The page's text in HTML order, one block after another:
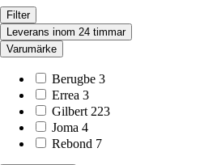
Filter
Leverans inom 24 timmar
Varumärke
Berugbe 3
Errea 3
Gilbert 223
Joma 4
Rebond 7